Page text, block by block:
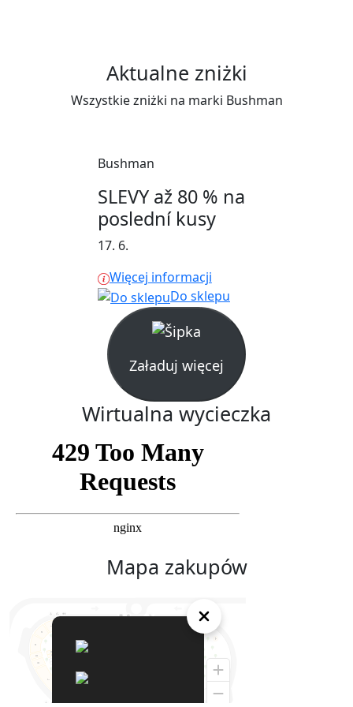
Aktualne zniżki
Wszystkie zniżki na marki Bushman
Bushman
SLEVY až 80 % na
poslední kusy
17. 6.
Więcej informacji
Do sklepu
Załaduj więcej
Wirtualna wycieczka
Mapa zakupów